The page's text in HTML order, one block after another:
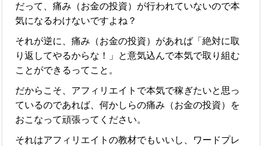
だって、痛み（お金の投資）が行われていないので本
気になるわけないですよね？
それが逆に、痛み（お金の投資）があれば「絶対に取
り返してやるからな！」と意気込んで本気で取り組む
ことができるってこと。
だからこそ、アフィリエイトで本気で稼ぎたいと思っ
ているのであれば、何かしらの痛み（お金の投資）を
おこなって頑張ってください。
それはアフィリエイトの教材でもいいし、ワードプレ